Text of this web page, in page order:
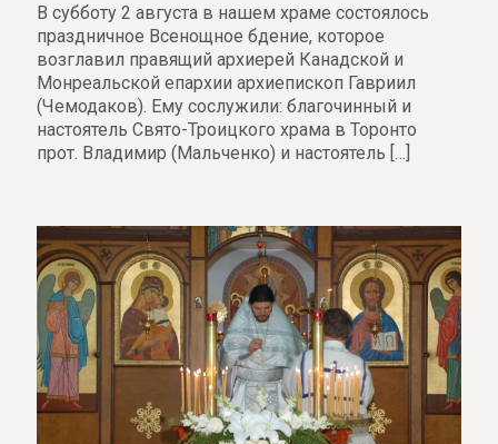
В субботу 2 августа в нашем храме состоялось
праздничное Всенощное бдение, которое
возглавил правящий архиерей Канадской и
Монреальской епархии архиепископ Гавриил
(Чемодаков). Ему сослужили: благочинный и
настоятель Свято-Троицкого храма в Торонто
прот. Владимир (Мальченко) и настоятель […]